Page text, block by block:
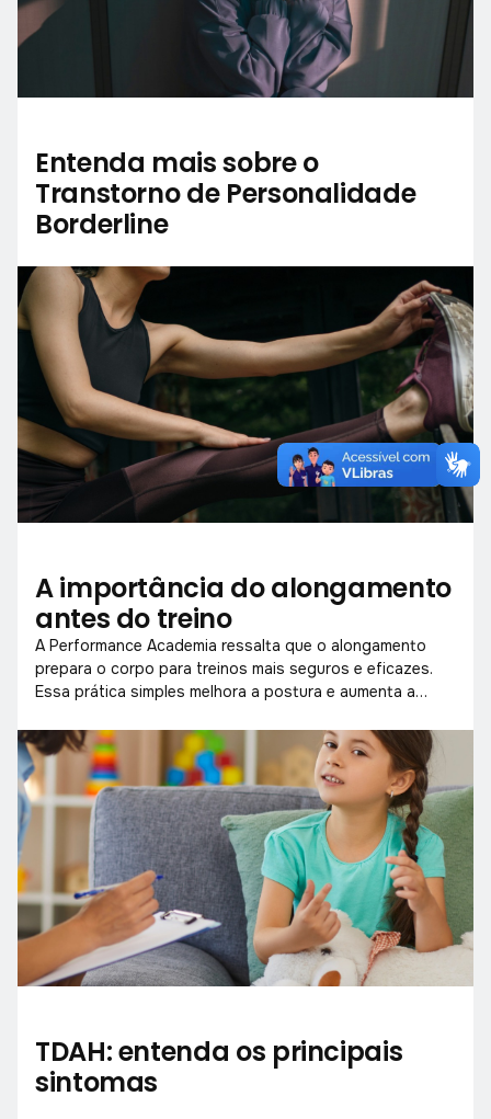
Entenda mais sobre o
Transtorno de Personalidade
Borderline
A importância do alongamento
antes do treino
A Performance Academia ressalta que o alongamento
prepara o corpo para treinos mais seguros e eficazes.
Essa prática simples melhora a postura e aumenta a
TDAH: entenda os principais
sintomas